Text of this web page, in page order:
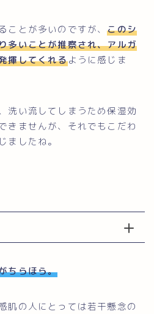
ことが多いのですが、このシ
多いことが推察され、アルガ
揮してくれるように感じま
洗い流してしまうため保湿効
きませんが、それでもこだわ
ましたね。
ちらほら。
肌の人にとっては若干懸念の